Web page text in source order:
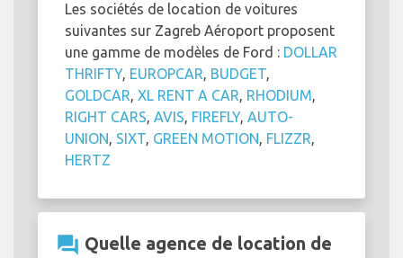
Les sociétés de location de voitures
suivantes sur Zagreb Aéroport proposent
une gamme de modèles de Ford : DOLLAR
THRIFTY, EUROPCAR, BUDGET,
GOLDCAR, XL RENT A CAR, RHODIUM,
RIGHT CARS, AVIS, FIREFLY, AUTO-
UNION, SIXT, GREEN MOTION, FLIZZR,
HERTZ
question_answer Quelle agence de location de